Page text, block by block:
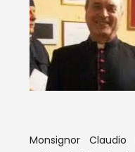
Monsignor